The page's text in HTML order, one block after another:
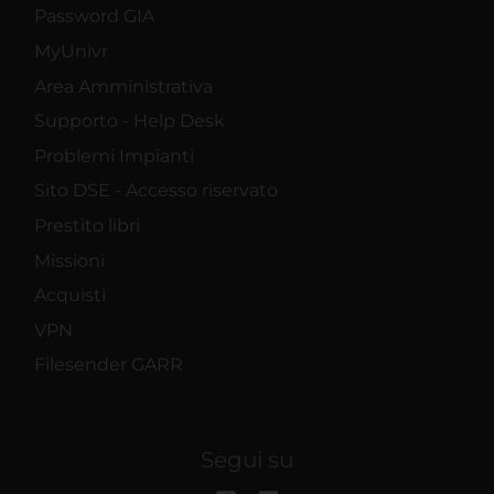
Password GIA
MyUnivr
Area Amministrativa
Supporto - Help Desk
Problemi Impianti
Sito DSE - Accesso riservato
Prestito libri
Missioni
Acquisti
VPN
Filesender GARR
Segui su